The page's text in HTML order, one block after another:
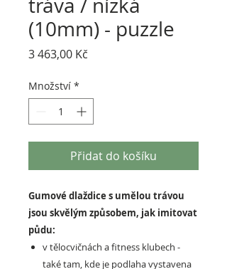
(10mm) - puzzle
3 463,00 Kč
Množství *
Přidat do košíku
Gumové dlaždice s umělou trávou
jsou skvělým způsobem, jak imitovat
půdu:
v tělocvičnách a fitness klubech -
také tam, kde je podlaha vystavena